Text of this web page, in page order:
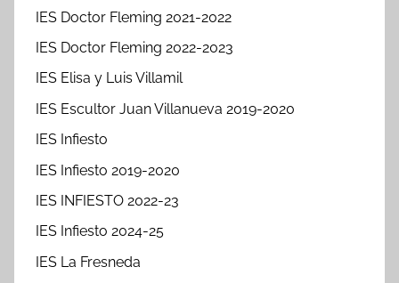
IES Doctor Fleming 2021-2022
IES Doctor Fleming 2022-2023
IES Elisa y Luis Villamil
IES Escultor Juan Villanueva 2019-2020
IES Infiesto
IES Infiesto 2019-2020
IES INFIESTO 2022-23
IES Infiesto 2024-25
IES La Fresneda